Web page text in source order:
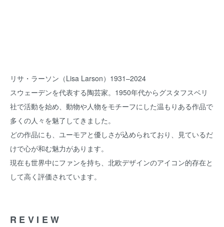
リサ・ラーソン（Lisa Larson）1931–2024
スウェーデンを代表する陶芸家。1950年代からグスタフスベリ
社で活動を始め、動物や人物をモチーフにした温もりある作品で
多くの人々を魅了してきました。
どの作品にも、ユーモアと優しさが込められており、見ているだ
けで心が和む魅力があります。
現在も世界中にファンを持ち、北欧デザインのアイコン的存在と
して高く評価されています。
REVIEW